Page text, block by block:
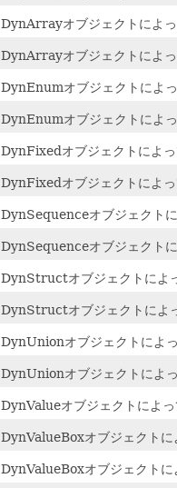
DynArrayオブジェクトによ
DynArrayオブジェクトによ
DynEnumオブジェクトによ
DynEnumオブジェクトによ
DynFixedオブジェクトによ
DynFixedオブジェクトによ
DynSequenceオブジェクト
DynSequenceオブジェクト
DynStructオブジェクトによ
DynStructオブジェクトによ
DynUnionオブジェクトによ
DynUnionオブジェクトによ
DynValueオブジェクトによ
DynValueBoxオブジェクト
DynValueBoxオブジェクト